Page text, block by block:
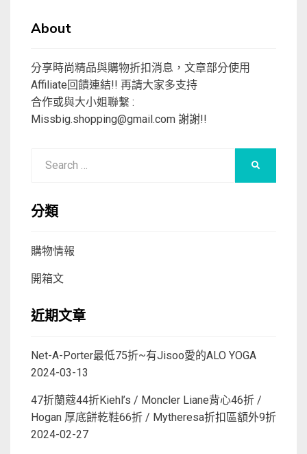
About
分享時尚精品與購物折扣消息，文章部分使用
Affiliate回饋連結!! 再請大家多支持
合作或與大小姐聯繫 :
Missbig.shopping@gmail.com 謝謝!!
分類
購物情報
開箱文
近期文章
Net-A-Porter最低75折~有Jisoo愛的ALO YOGA
2024-03-13
47折蘭蔻44折Kiehl’s / Moncler Liane背心46折 /
Hogan 厚底餅乾鞋66折 / Mytheresa折扣區額外9折
2024-02-27